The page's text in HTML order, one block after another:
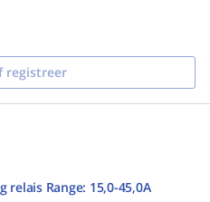
registreer
Range: 15,0-45,0A